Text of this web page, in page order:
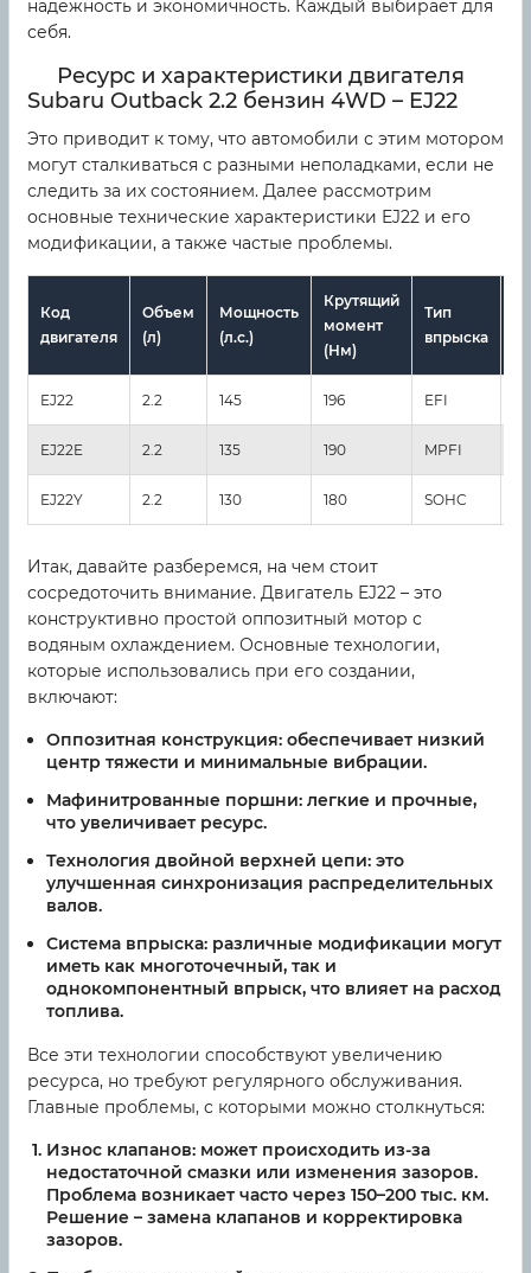
надежность и экономичность. Каждый выбирает для
себя.
Ресурс и характеристики двигателя
Subaru Outback 2.2 бензин 4WD – EJ22
Это приводит к тому, что автомобили с этим мотором
могут сталкиваться с разными неполадками, если не
следить за их состоянием. Далее рассмотрим
основные технические характеристики EJ22 и его
модификации, а также частые проблемы.
Код
двигателя
Объем
(л)
Мощность
(л.с.)
Крутящий
момент
(Нм)
Тип
впрыска
EJ22 2.2 145 196 EFI
EJ22E 2.2 135 190 MPFI
EJ22Y 2.2 130 180 SOHC
Итак, давайте разберемся, на чем стоит
сосредоточить внимание. Двигатель EJ22 – это
конструктивно простой оппозитный мотор с
водяным охлаждением. Основные технологии,
которые использовались при его создании,
включают:
Оппозитная конструкция: обеспечивает низкий
центр тяжести и минимальные вибрации.
Мафинитрованные поршни: легкие и прочные,
что увеличивает ресурс.
Технология двойной верхней цепи: это
улучшенная синхронизация распределительных
валов.
Система впрыска: различные модификации могут
иметь как многоточечный, так и
однокомпонентный впрыск, что влияет на расход
топлива.
Все эти технологии способствуют увеличению
ресурса, но требуют регулярного обслуживания.
Главные проблемы, с которыми можно столкнуться:
Износ клапанов: может происходить из-за
недостаточной смазки или изменения зазоров.
Проблема возникает часто через 150–200 тыс. км.
Решение – замена клапанов и корректировка
зазоров.